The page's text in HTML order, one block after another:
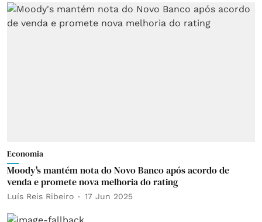
Economia
Moody's mantém nota do Novo Banco após acordo de
venda e promete nova melhoria do rating
Luís Reis Ribeiro 17 Jun 2025